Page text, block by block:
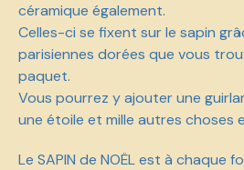
céramique également.
Celles-ci se fixent sur le sapin
parisiennes dorées que vous
paquet.
Vous pourrez y ajouter une
une étoile et mille autres choses
Le SAPIN de NOËL est à chaque